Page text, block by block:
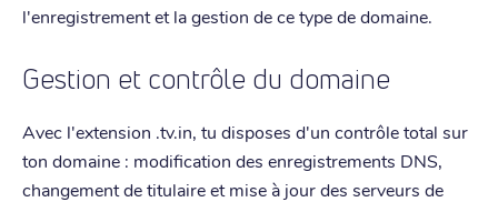
l'enregistrement et la gestion de ce type de domaine.
Gestion et contrôle du domaine
Avec l'extension .tv.in, tu disposes d'un contrôle total sur
ton domaine : modification des enregistrements DNS,
changement de titulaire et mise à jour des serveurs de